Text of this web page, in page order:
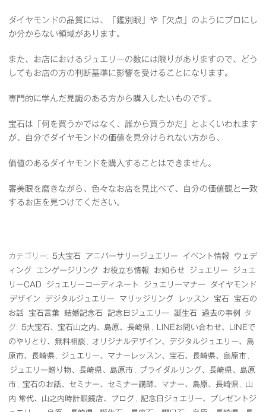
ダイヤモンドの品質には、「鑑別眼」や「欠点」のようにプロにし
か分からない領域があります。
また、お店におけるジュエリーの数には限りがありますので、どう
してもお店の方の判断基準に影響を受けることになります。
専門的に学んだ見識のある方から購入したいものです。
宝石は「何を買うかではなく、誰から買うかだ」とよくいわれます
が、自分でダイヤモンドの価値を見分けられない方から、
価値のあるダイヤモンドを購入することはできません。
審美眼を磨きながら、色々なお店を見比べて、自分の価値観と一致
するお店を見つけてください。
カテゴリー: 5大宝石 アニバーサリージュエリー イベント情報
ウェデ
ィング
エンゲージリング お役立ち情報 お知らせ ジュエリー
ジュエ
リーCAD
ジュエリーコーディネート ジュエリーマナー
ダイヤモンド
デザイン
デジタルジュエリー マリッジリング レッスン 宝石
宝石の
お話
宝石言葉 結婚記念石 記念日ジュエリ― 誕生石 過去の事例
タ
グ: 5大宝石、宝石山之内、島原、長崎県
LINEお問い合わせ、LINEで
のやりとり、無料相談
オリジナルデザイン、デジタルジュエリー、島
原市、長崎県
ジュエリー、マナーレッスン、宝石、長崎県、島原市
ジュエリー贈り物、長崎県、島原市
ブライダルリング、長崎県、島原
市
宝石のお話、セミナー、セミナー講師、マナー、島原、長崎県
山
内 常代、山之内時計眼鏡店、ブログ
記念日ジュエリー、プレゼントジ